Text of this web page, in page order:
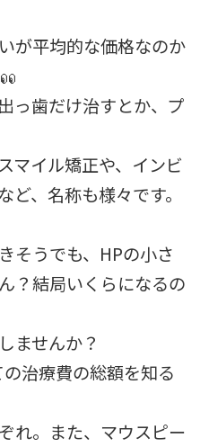
が平均的な価格なのか
っ歯だけ治すとか、プ
マイル矯正や、インビ
、名称も様々です。
そうでも、HPの小さ
？結局いくらになるの
ませんか？
治療費の総額を知る
れ。また、マウスピー